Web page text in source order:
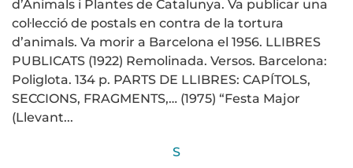
d’Animals i Plantes de Catalunya. Va publicar una
col·lecció de postals en contra de la tortura
d’animals. Va morir a Barcelona el 1956. LLIBRES
PUBLICATS (1922) Remolinada. Versos. Barcelona:
Poliglota. 134 p. PARTS DE LLIBRES: CAPÍTOLS,
SECCIONS, FRAGMENTS,… (1975) “Festa Major
(Llevant...
S